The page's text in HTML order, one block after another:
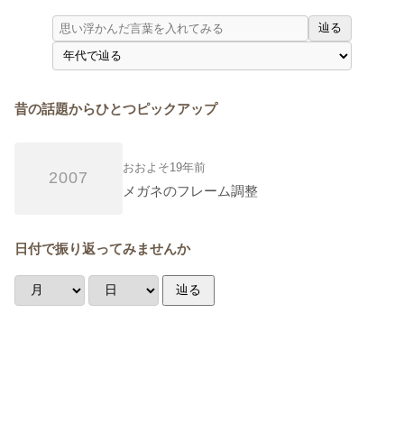
辿る
昔の話題からひとつピックアップ
2007
おおよそ19年前
メガネのフレーム調整
日付で振り返ってみませんか
辿る